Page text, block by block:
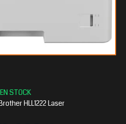
HLL1222 Laser